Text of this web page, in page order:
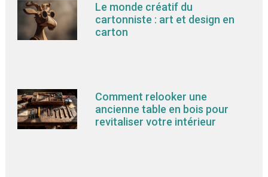
Le monde créatif du
cartonniste : art et design en
carton
Comment relooker une
ancienne table en bois pour
revitaliser votre intérieur